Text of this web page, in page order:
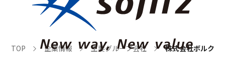
TOP 企業情報 主要グループ会社 株式会社ボルクレ